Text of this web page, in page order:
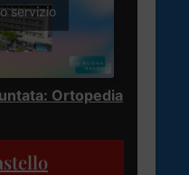
servizio
Ortopedia